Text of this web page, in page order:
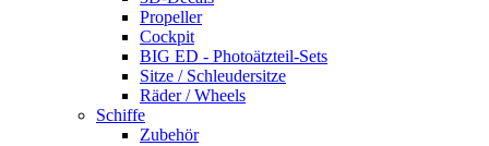
Propeller
Cockpit
BIG ED - Photoätzteil-Sets
Sitze / Schleudersitze
Räder / Wheels
Schiffe
Zubehör